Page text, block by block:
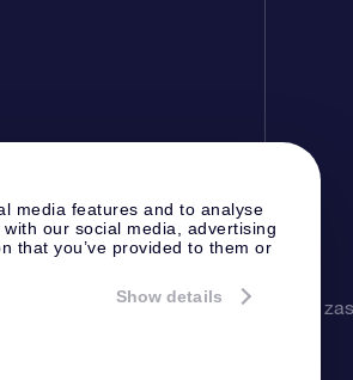
media features and to analyse
our social media, advertising
that you’ve provided to them or
Show details
Strona prasowaPolityka prywatności i